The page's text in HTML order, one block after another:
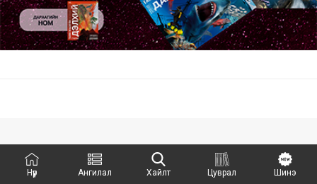
Нүүр Ангилал Хайлт Цуврал Шинэ